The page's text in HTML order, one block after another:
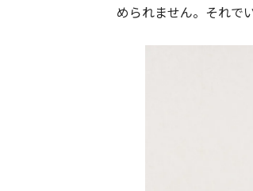
められません。それで